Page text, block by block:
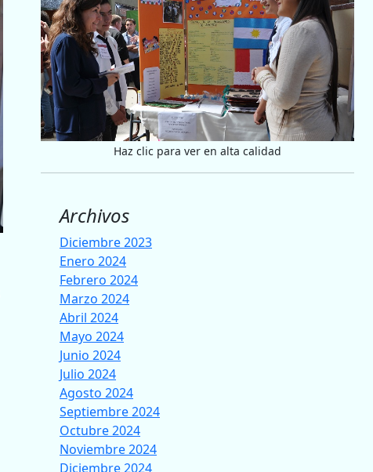
Haz clic para ver en alta calidad
Archivos
Diciembre 2023
Enero 2024
Febrero 2024
Marzo 2024
Abril 2024
Mayo 2024
Junio 2024
Julio 2024
Agosto 2024
Septiembre 2024
Octubre 2024
Noviembre 2024
Diciembre 2024